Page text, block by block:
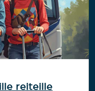
reiteille